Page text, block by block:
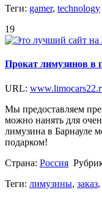
Теги: gamer, technology
19
Прокат лимузинов в
URL:
Мы предоставляем
можно нанять для
лимузина в Барнауле
подарком!
Страна: Россия
Теги: лимузины, заказ,